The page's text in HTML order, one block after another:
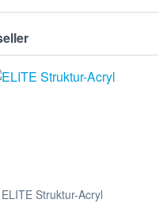
ELITE Struktur-Acryl